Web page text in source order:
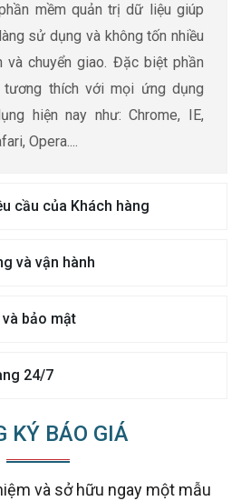
mềm quản trị dữ liệu giúp
sử dụng và không tốn nhiều
chuyển giao. Đặc biệt phần
thích với mọi ứng dụng
hiện nay như: Chrome, IE,
Opera....
cầu của Khách hàng
và vận hành
bảo mật
24/7
KÝ BÁO GIÁ
và sở hữu ngay một mẫu